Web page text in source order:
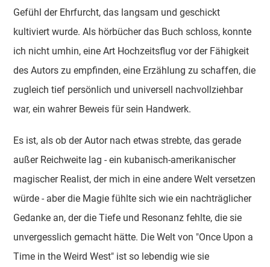
Gefühl der Ehrfurcht, das langsam und geschickt
kultiviert wurde. Als hörbücher das Buch schloss, konnte
ich nicht umhin, eine Art Hochzeitsflug vor der Fähigkeit
des Autors zu empfinden, eine Erzählung zu schaffen, die
zugleich tief persönlich und universell nachvollziehbar
war, ein wahrer Beweis für sein Handwerk.
Es ist, als ob der Autor nach etwas strebte, das gerade
außer Reichweite lag - ein kubanisch-amerikanischer
magischer Realist, der mich in eine andere Welt versetzen
würde - aber die Magie fühlte sich wie ein nachträglicher
Gedanke an, der die Tiefe und Resonanz fehlte, die sie
unvergesslich gemacht hätte. Die Welt von "Once Upon a
Time in the Weird West" ist so lebendig wie sie